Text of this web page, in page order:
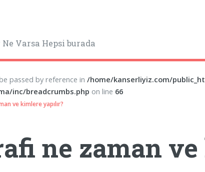
Ne Varsa Hepsi burada
passed by reference in/home/kanserliyiz.com/
inc/breadcrumbs.php on line 66
ve kimlere yapılır?
ne zaman